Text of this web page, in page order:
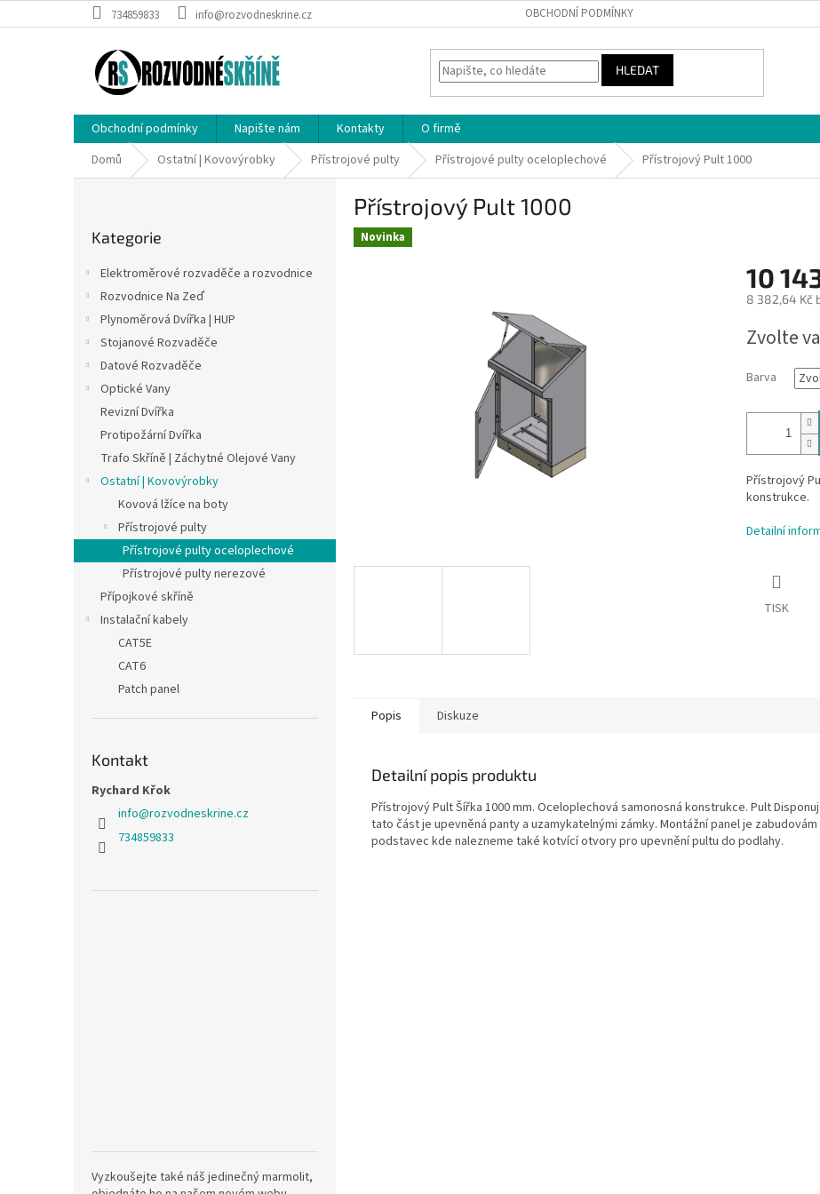
na
734859833 info@rozvodneskrine.cz OBCHODNÍ PODMÍNKY
HLEDAT
Obchodní podmínky Napište nám Kontakty
O firmě
Domů
Ostatní | Kovovýrobky Přístrojové pulty Přístrojové pulty oceloplechové Přístrojový Pult 1000
kategorie
Kategorie
Elektroměrové rozvaděče a rozvodnice
Rozvodnice Na Zeď
Plynoměrová Dvířka | HUP
Stojanové Rozvaděče
Datové Rozvaděče
Optické Vany
Revizní Dvířka
Protipožární Dvířka
Trafo Skříně | Záchytné Olejové Vany
Ostatní | Kovovýrobky
Kovová lžíce na boty
Přístrojové pulty
Přístrojové pulty oceloplechové
Přístrojové pulty nerezové
Přípojkové skříně
Instalační kabely
CAT5E
CAT6
Patch panel
Kontakt
Rychard Křok
info@rozvodneskrine.cz
734859833
Vyzkoušejte také náš jedinečný marmolit,
Přístrojový Pult 1000
Novinka
10
8 382,64 Kč
cena:
Zvolte
Barva
Přístrojový
konstrukce.
Detailní
TISK
Popis Diskuze
Detailní popis produktu
Přístrojový Pult Šířka 1000 mm. Oceloplechová samonosná konstrukce. Pult
tato část je upevněná panty a uzamykatelnými zámky. Montážní panel je
podstavec kde nalezneme také kotvící otvory pro upevnění pultu do podlahy.